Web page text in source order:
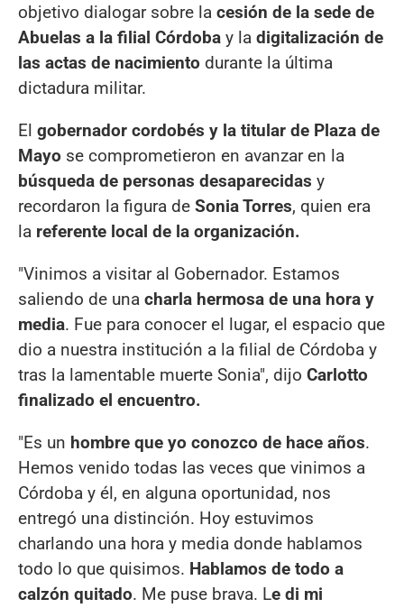
objetivo dialogar sobre la cesión de la sede de
Abuelas a la filial Córdoba y la digitalización de
las actas de nacimiento durante la última
dictadura militar.
El gobernador cordobés y la titular de Plaza de
Mayo se comprometieron en avanzar en la
búsqueda de personas desaparecidas y
recordaron la figura de Sonia Torres, quien era
la referente local de la organización.
"Vinimos a visitar al Gobernador. Estamos
saliendo de una charla hermosa de una hora y
media. Fue para conocer el lugar, el espacio que
dio a nuestra institución a la filial de Córdoba y
tras la lamentable muerte Sonia", dijo Carlotto
finalizado el encuentro.
"Es un hombre que yo conozco de hace años.
Hemos venido todas las veces que vinimos a
Córdoba y él, en alguna oportunidad, nos
entregó una distinción. Hoy estuvimos
charlando una hora y media donde hablamos
todo lo que quisimos. Hablamos de todo a
calzón quitado. Me puse brava. Le di mi